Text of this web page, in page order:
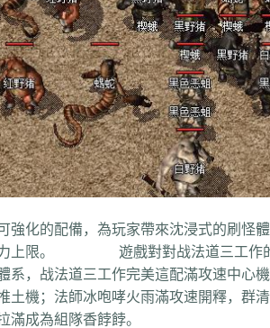
化的配備，為玩家帶來沈浸式的刷怪體
力上限。 遊戲對對战法道三工作的
體系，战法道三工作完美這配滿攻速
推土機；法師冰咆哮火雨滿攻速開釋
滿成為組隊香餑餑。